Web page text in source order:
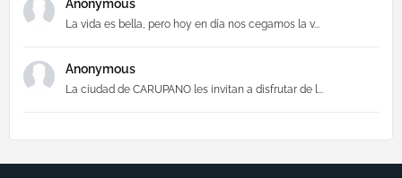
Anonymous
La vida es bella, pero hoy en día nos cegamos la v...
Anonymous
La ciudad de CARUPANO les invitan a disfrutar de l...